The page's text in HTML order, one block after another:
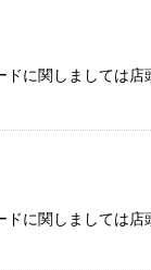
に関しましては
に関しましては